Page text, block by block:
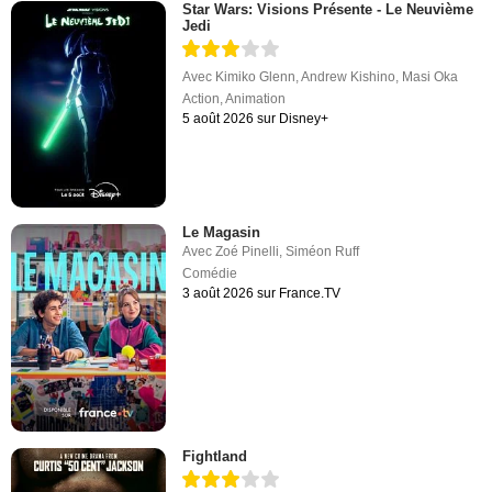
Star Wars: Visions Présente - Le Neuvième
Jedi
Avec Kimiko Glenn,Andrew Kishino, Masi Oka
Action,Animation
5 août 2026 sur Disney+
Le Magasin
AvecZoé Pinelli,Siméon Ruff
Comédie
3 août 2026 sur France.TV
Fightland